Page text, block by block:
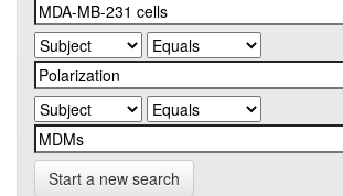
Start a new search